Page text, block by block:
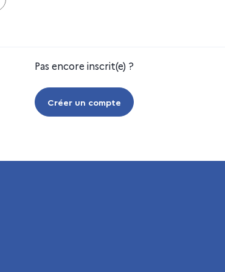
Pas encore inscrit(e) ?
Créer un compte